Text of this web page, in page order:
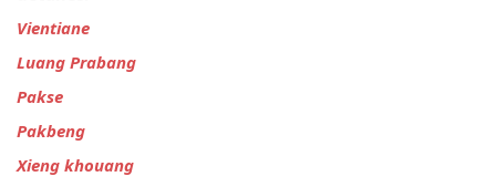
Vientiane
Luang Prabang
Pakse
Pakbeng
Xieng khouang